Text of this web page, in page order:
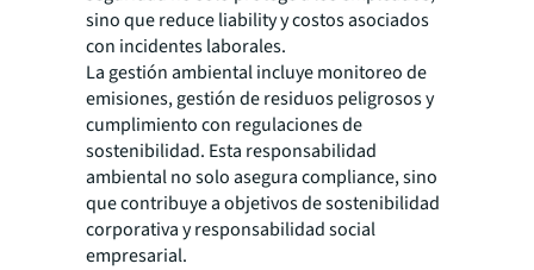
sino que reduce liability y costos asociados
con incidentes laborales.
La gestión ambiental incluye monitoreo de
emisiones, gestión de residuos peligrosos y
cumplimiento con regulaciones de
sostenibilidad. Esta responsabilidad
ambiental no solo asegura compliance, sino
que contribuye a objetivos de sostenibilidad
corporativa y responsabilidad social
empresarial.